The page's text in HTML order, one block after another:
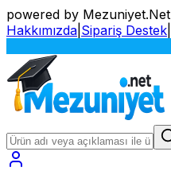
powered by Mezuniyet.Net
Hakkımızda Sipariş Destek